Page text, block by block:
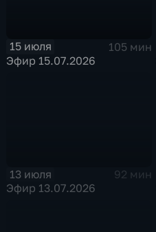
15 июля
105 мин
Эфир 15.07.2026
13 июля
92 мин
Эфир 13.07.2026